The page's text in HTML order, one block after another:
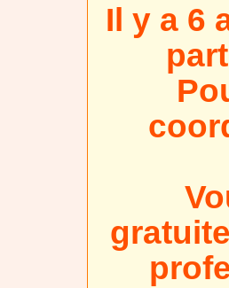
Il y a 6